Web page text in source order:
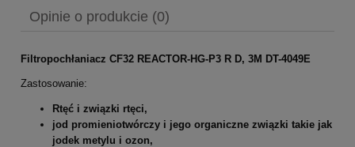
Opinie o produkcie (0)
Filtropochłaniacz CF32 REACTOR-HG-P3 R D, 3M DT-4049E
Zastosowanie:
Rtęć i związki rtęci,
jod promieniotwórczy i jego organiczne związki takie jak
jodek metylu i ozon,